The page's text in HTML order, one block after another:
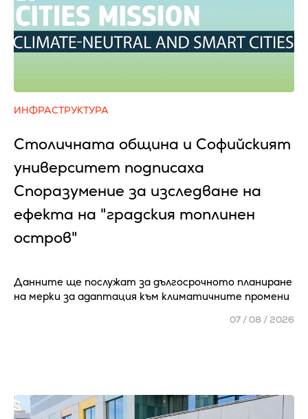
ИНФРАСТРУКТУРА
Столичната община и Софийският
университет подписаха
Споразумение за изследване на
ефекта на "градския топлинен
остров"
Данните ще послужат за дългосрочното планиране
на мерки за адаптация към климатичните промени
07 / 08 / 2026